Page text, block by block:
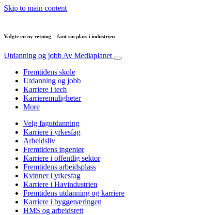
Skip to main content
Valgte en ny retning – fant sin plass i industrien
Utdanning og jobb Av Mediaplanet
Fremtidens skole
Utdanning og jobb
Karriere i tech
Karrieremuligheter
More
Velg fagutdanning
Karriere i yrkesfag
Arbeidsliv
Fremtidens ingeniør
Karriere i offentlig sektor
Fremtidens arbeidsplass
Kvinner i yrkesfag
Karriere i Havindustrien
Fremtidens utdanning og karriere
Karriere i byggenæringen
HMS og arbeidsrett